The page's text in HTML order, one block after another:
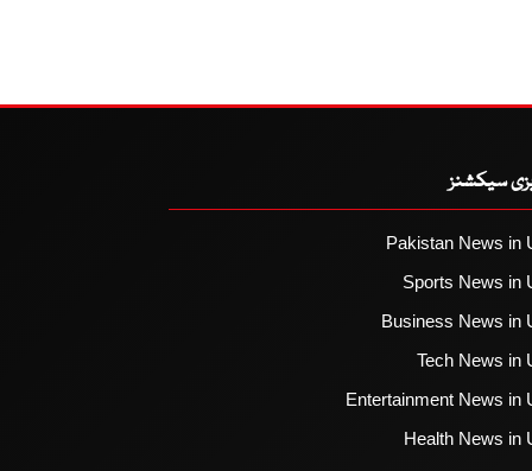
سیکشنز
Pakistan News in
Sports News in
Business News in
Tech News in
Entertainment News in
Health News in